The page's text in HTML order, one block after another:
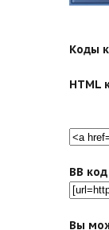
Коды
HTML
BB
Вы